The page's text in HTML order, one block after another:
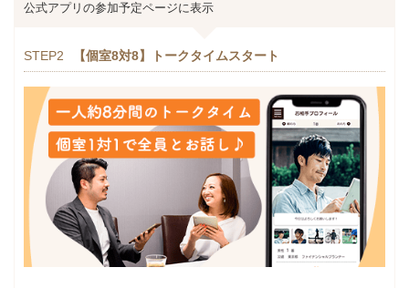
公式アプリの参加予定ページに表示
STEP2 【個室8対8】トークタイムスタート